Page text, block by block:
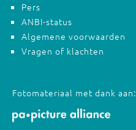
Pers
ANBI-status
Algemene voorwaarden
Vragen of klachten
Fotomateriaal met dank aan: